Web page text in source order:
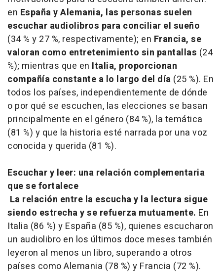
en España y Alemania, las personas suelen
escuchar audiolibros para conciliar el sueño
(34 % y 27 %, respectivamente); en Francia, se
valoran como entretenimiento sin pantallas (24
%); mientras que en Italia, proporcionan
compañía constante a lo largo del día (25 %). En
todos los países, independientemente de dónde
o por qué se escuchen, las elecciones se basan
principalmente en el género (84 %), la temática
(81 %) y que la historia esté narrada por una voz
conocida y querida (81 %).
Escuchar y leer: una relación complementaria
que se fortalece
La relación entre la escucha y la lectura sigue
siendo estrecha y se refuerza mutuamente. En
Italia (86 %) y España (85 %), quienes escucharon
un audiolibro en los últimos doce meses también
leyeron al menos un libro, superando a otros
países como Alemania (78 %) y Francia (72 %).